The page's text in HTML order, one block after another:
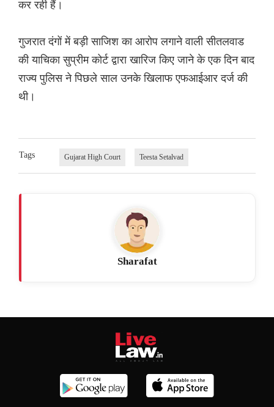
कर रही हैं।
गुजरात दंगों में बड़ी साजिश का आरोप लगाने वाली सीतलवाड
की याचिका सुप्रीम कोर्ट द्वारा खारिज किए जाने के एक दिन बाद
राज्य पुलिस ने पिछले साल उनके खिलाफ एफआईआर दर्ज की
थी।
Tags Gujarat High Court Teesta Setalvad
Sharafat